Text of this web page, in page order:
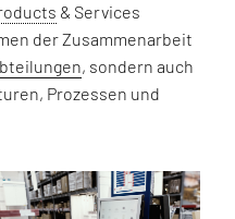
& Services
der Zusammenarbeit
, sondern auch
Prozessen und